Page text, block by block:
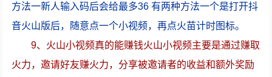
方法一新人输入码后会给最多36 有两种方法一个是打开抖
音火山版后，随意点一个小视频，再点火苗计时图标。
9、火山小视频真的能赚钱火山小视频主要是通过赚取
火力，邀请好友赚火力，分享被邀请者的收益和额外奖励